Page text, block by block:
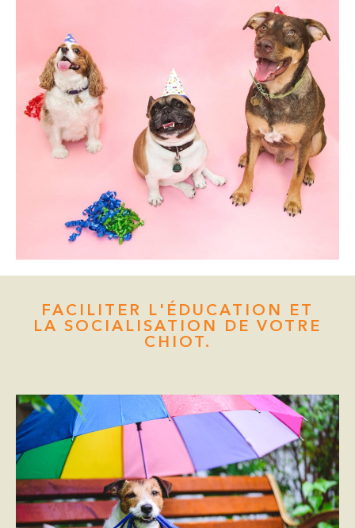
FACILITER L'ÉDUCATION ET
LA SOCIALISATION DE VOTRE
CHIOT.